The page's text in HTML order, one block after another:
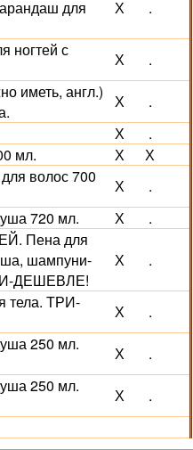
для
Х .
ногтей с
Х .
иметь, англ.)
Х
.
Х
.
мл. Х
Х
волос 700
Х
.
720 мл. Х .
Пена для
шампуни-
ДЕШЕВЛЕ!
Х .
тела. ТРИ-
Х .
250 мл.
Х .
250 мл.
Х .